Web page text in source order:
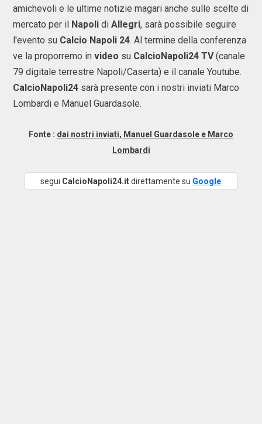
amichevoli e le ultime notizie magari anche sulle scelte di
mercato per il Napoli di Allegri, sarà possibile seguire
l'evento su Calcio Napoli 24. Al termine della conferenza
ve la proporremo in video su CalcioNapoli24 TV(canale
79 digitale terrestre Napoli/Caserta) e il canale Youtube.
CalcioNapoli24 sarà presente con i nostri inviati Marco
Lombardi e Manuel Guardasole.
Fonte : dai nostri inviati, Manuel Guardasole e Marco
Lombardi
segui CalcioNapoli24.itdirettamente su Google